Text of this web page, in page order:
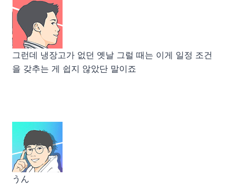
그런데 냉장고가 없던 옛날 그럴 때는 이게 일정 조건
을 갖추는 게 쉽지 않았단 말이죠
うん